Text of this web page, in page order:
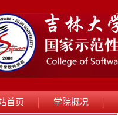
首页 学院概况